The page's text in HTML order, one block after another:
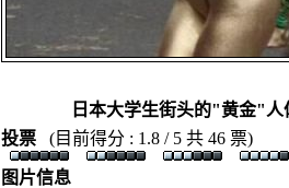
日本大学生街头的"黄金"人
投票
(目前得分 : 1.8 / 5 共 46 票)
图片信息